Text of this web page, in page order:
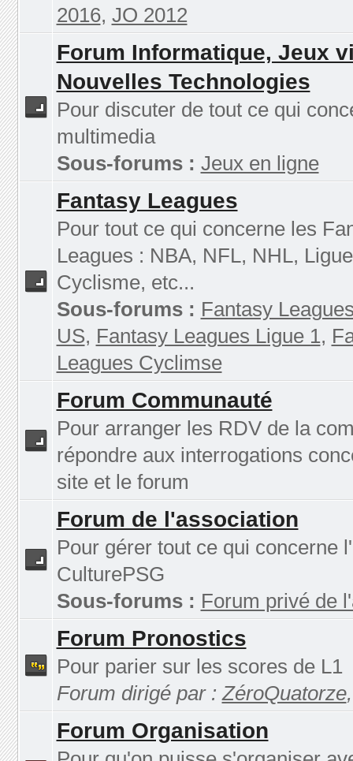
2016, JO 2012
Forum Informatique, Jeux
Nouvelles Technologies
Pour discuter de tout ce qui
multimedia
Sous-forums : Jeux en ligne
Fantasy Leagues
Pour tout ce qui concerne les
Leagues : NBA, NFL, NHL,
Cyclisme, etc...
Sous-forums : Fantasy
US, Fantasy Leagues Ligue 1,
Leagues Cyclimse
Forum Communauté
Pour arranger les RDV de la
répondre aux interrogations
site et le forum
Forum de l'association
Pour gérer tout ce qui concerne
CulturePSG
Sous-forums : Forum privé de
Forum Pronostics
Pour parier sur les scores de L1
Forum dirigé par :ZéroQuatorze
Forum Organisation